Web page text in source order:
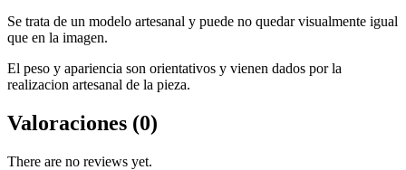
Se trata de un modelo artesanal y puede no quedar visualmente igual
que en la imagen.
El peso y apariencia son orientativos y vienen dados por la
realizacion artesanal de la pieza.
Valoraciones (0)
There are no reviews yet.